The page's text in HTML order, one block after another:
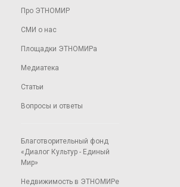
Про ЭТНОМИР
СМИ о нас
Площадки ЭТНОМИРа
Медиатека
Статьи
Вопросы и ответы
Благотворительный фонд
«Диалог Культур - Единый
Мир»
Недвижимость в ЭТНОМИРе